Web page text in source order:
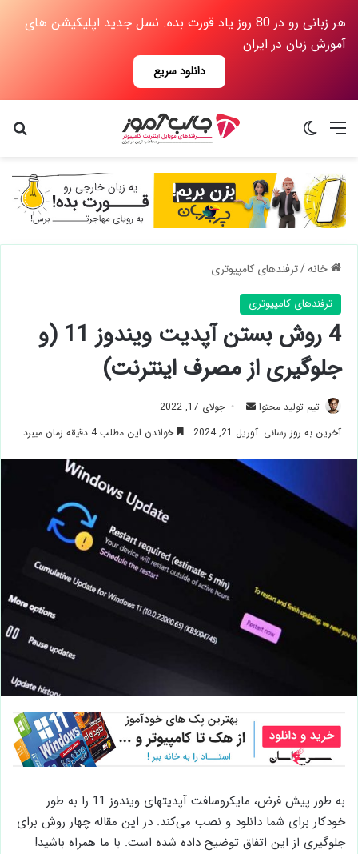
هر زبانی رو در 80 روز یاد قورت بده. نسل جدید اپلیکیشن های
آموزش زبان در ایران
دانلود سریع
منو
خانه/ترفندهای کامپیوتری
ترفندهای کامپیوتری
4 روش بستن آپدیت ویندوز 11 (و
جلوگیری از مصرف اینترنت)
تیم تولید محتوا
ارسال
ایمیل
جولای 17, 2022
آخرین به روز رسانی: آوریل 21, 2024
خواندن این مطلب 4 دقیقه زمان میبرد
به ‌طور پیش ‌فرض، مایکروسافت آپدیتهای ویندوز 11 را به‌ طور
خودکار برای شما دانلود و نصب می‌کند. در این مقاله چهار روش برای
جلوگیری از این اتفاق توضیح داده شده است. با ما همراه باشید!